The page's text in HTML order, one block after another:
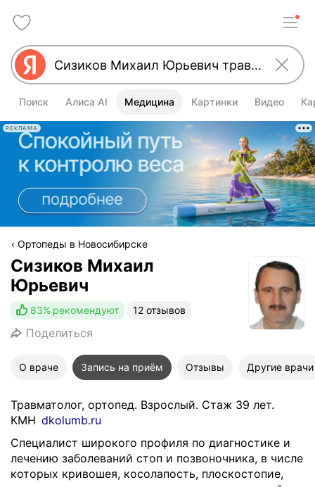
Поиск Алиса AI Медицина Картинки Видео
РЕКЛАМА
Ортопеды в Новосибирске
Сизиков Михаил
Юрьевич
83% рекомендуют 12 отзывов
Поделиться
О враче Запись на приём Отзывы Другие врачи
Травматолог, ортопед. Взрослый. Стаж 39 лет.
КМН dkolumb.ru
Специалист широкого профиля по диагностике и
лечению заболеваний стоп и позвоночника, в числе
которых кривошея, косолапость, плоскостопие,